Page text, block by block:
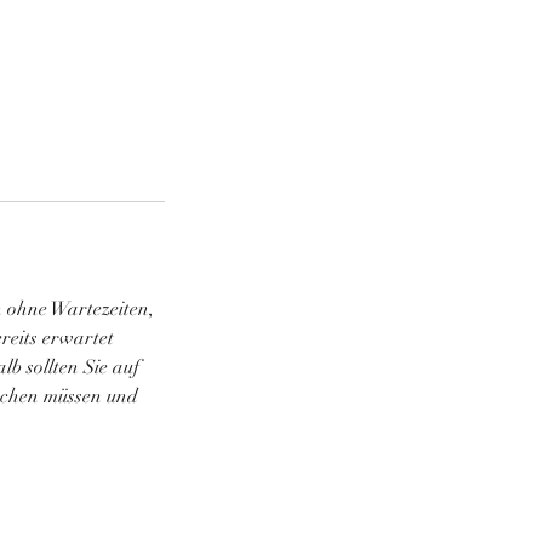
Wartezeiten,
erwartet
sollten Sie auf
müssen und